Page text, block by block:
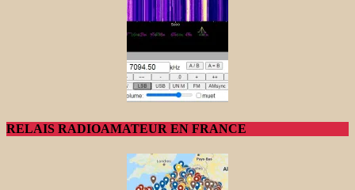
RELAIS RADIOAMATEUR EN FRANCE